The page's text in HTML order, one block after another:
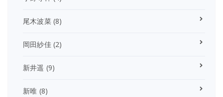
尾木波菜(8)
岡田紗佳(2)
新井遥 (9)
新唯 (8)